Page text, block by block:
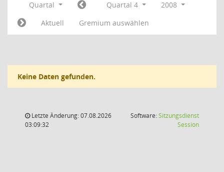
Quartal Quartal 4
2008
Aktuell
Gremium auswählen
Keine Daten gefunden.
Letzte Änderung: 07.08.2026
03:09:32
Software:Sitzungsdienst
Session(Wird in